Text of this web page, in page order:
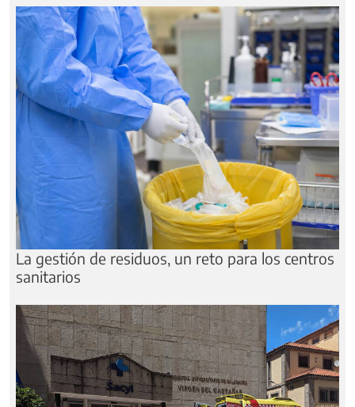
La gestión de residuos, un reto para los centros
sanitarios